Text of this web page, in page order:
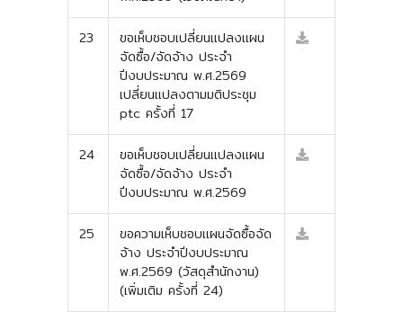
23
ขอเห็บชอบเปลี่ยนแปลงแผน
จัดซื้อ/จัดจ้าง ประจำ
ปีงบประมาณ พ.ศ.2569
เปลี่ยนแปลงตามมติประชุม
ptc ครั้งที่ 17
24
ขอเห็บชอบเปลี่ยนแปลงแผน
จัดซื้อ/จัดจ้าง ประจำ
ปีงบประมาณ พ.ศ.2569
25
ขอความเห็บชอบแผนจัดซื้อจัด
จ้าง ประจำปีงบประมาณ
พ.ศ.2569 (วัสดุสำนักงาน)
(เพิ่มเติม ครั้งที่ 24)